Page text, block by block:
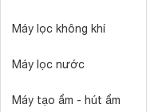
Máy lọc không khí
Máy lọc nước
Máy tạo ẩm - hút ẩm